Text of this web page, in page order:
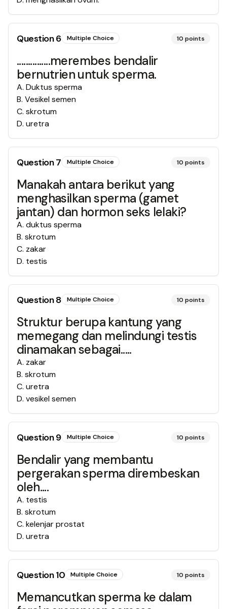
Question6 Multiple Choice 10 points
...............merembes bendalir
bernutrien untuk sperma.
A. Duktus sperma
B. Vesikel semen
C. skrotum
D. uretra
Question7 Multiple Choice 10 points
Manakah antara berikut yang
menghasilkan sperma (gamet
jantan) dan hormon seks lelaki?
A. duktus sperma
B. skrotum
C. zakar
D. testis
Question8 Multiple Choice 10 points
Struktur berupa kantung yang
memegang dan melindungi testis
dinamakan sebagai.....
A. zakar
B. skrotum
C. uretra
D. vesikel semen
Question9 Multiple Choice 10 points
Bendalir yang membantu
pergerakan sperma dirembeskan
oleh....
A. testis
B. skrotum
C. kelenjar prostat
D. uretra
Question10 Multiple Choice 10 points
Memancutkan sperma ke dalam